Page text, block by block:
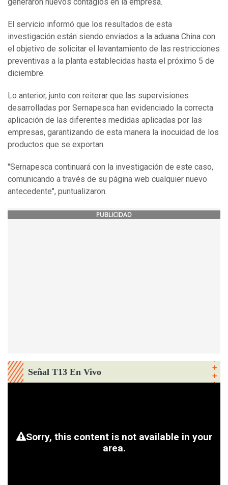
generaron nuevos contagios en la empresa.
El servicio informó que los resultados de esta
investigación están siendo enviados a la aduana China con
el objetivo de solicitar el levantamiento de las restricciones
preventivas a la planta establecidas hasta el próximo 5 de
diciembre.
Lo anterior, junto con reiterar que las supervisiones
desarrolladas por Sernapesca han evidenciado la correcta
aplicación de las diferentes medidas aplicadas por las
empresas, garantizando de esta manera la inocuidad de los
productos que se exportan.
"Sernapesca continuará con la investigación de este caso,
comunicando a través de su página web cualquier nuevo
antecedente", puntualizaron.
PUBLICIDAD
Señal T13 En Vivo